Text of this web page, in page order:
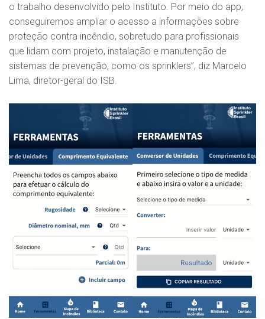
o trabalho desenvolvido pelo Instituto. Por meio do app,
conseguiremos ampliar o acesso a informações sobre
proteção contra incêndio, sobretudo para profissionais
que lidam com projeto, instalação e manutenção de
sistemas de prevenção, como os sprinklers”, diz Marcelo
Lima, diretor-geral do ISB.